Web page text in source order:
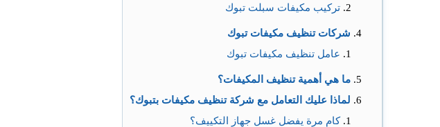
تركيب مكيفات سبلت تبوك
شركات تنظيف مكيفات تبوك
عامل تنظيف مكيفات تبوك
ما هي أهمية تنظيف المكيفات؟
لماذا عليك التعامل مع شركة تنظيف مكيفات بتبوك؟
كام مرة يفضل غسل جهاز التكييف؟